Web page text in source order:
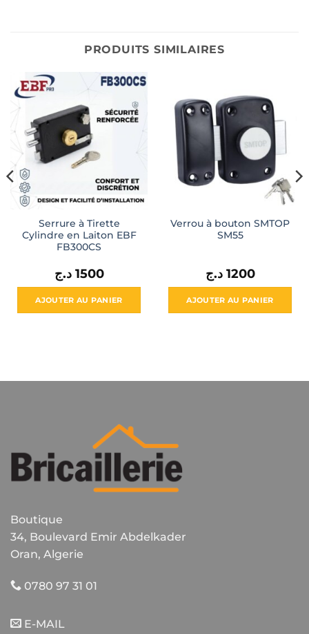
PRODUITS SIMILAIRES
Serrure à Tirette
Cylindre en Laiton EBF
FB300CS
1500 د.ج
AJOUTER AU PANIER
Verrou à bouton SMTOP
SM55
1200 د.ج
AJOUTER AU PANIER
Boutique
34, Boulevard Emir Abdelkader
Oran, Algerie
0780 97 31 01
E-MAIL